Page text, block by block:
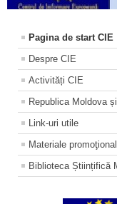
Pagina de start CIE
Despre CIE
Activități CIE
Republica Moldova
Link-uri utile
Materiale
Biblioteca Științifică